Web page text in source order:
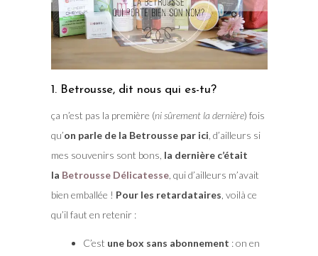
1. Betrousse, dit nous qui es-tu?
ça n’est pas la première (ni sûrement la dernière) fois
qu’on parle de la Betrousse par ici , d’ailleurs si
mes souvenirs sont bons, la dernière c’était
la Betrousse Délicatesse, qui d’ailleurs m’avait
bien emballée ! Pour les retardataires , voilà ce
qu’il faut en retenir :
C’est une box sans abonnement : on en